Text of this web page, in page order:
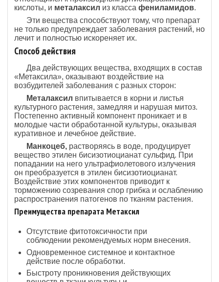
кислоты, и металаксил из класса фениламидов.
Эти вещества способствуют тому, что препарат
не только предупреждает заболевания растений, но
лечит и полностью искореняет их.
Способ действия
Два действующих вещества, входящих в состав
«Метаксила», оказывают воздействие на
возбудителей заболевания с разных сторон:
Металаксил впитывается в корни и листья
культурного растения, замедляя и нарушая митоз.
Постепенно активный компонент проникает и в
молодые части обработанной культуры, оказывая
куративное и лечебное действие.
Манкоцеб,растворяясь в воде, продуцирует
вещество этилен бисизотиоцианат сульфид. При
попадании на него ультрафиолетового излучения
он преобразуется в этилен бисизотиоцианат.
Воздействие этих компонентов приводит к
торможению созревания спор грибка и ослаблению
распространения патогенов по тканям растения.
Преимущества препарата Метаксил
Отсутствие фитотоксичности при
соблюдении рекомендуемых норм внесения.
Одновременное системное и контактное
действие после обработки.
Быстроту проникновения действующих